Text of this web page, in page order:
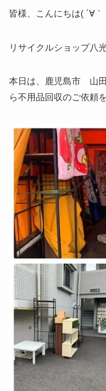
皆様、こんにちは( ´∀｀
リサイクルショップ八
本日は、鹿児島市 山
ら不用品回収のご依頼